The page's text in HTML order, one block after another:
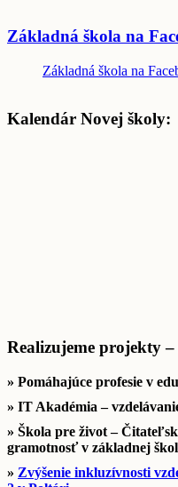
Základná škola na
Základná škola na
Kalendár Novej školy:
Realizujeme projekty
» Pomáhajúce profesie v
» IT Akadémia –
» Škola pre život –
gramotnosť v základnej
» Zvýšenie inkluzívnosti